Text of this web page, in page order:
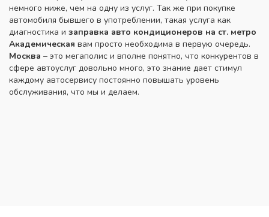
немного ниже, чем на одну из услуг. Так же при покупке
автомобиля бывшего в употреблении, такая услуга как
диагностика и заправка авто кондиционеров на ст. метро
Академическая вам просто необходима в первую очередь.
Москва – это мегаполис и вполне понятно, что конкурентов в
сфере автоуслуг довольно много, это знание дает стимул
каждому автосервису постоянно повышать уровень
обслуживания, что мы и делаем.